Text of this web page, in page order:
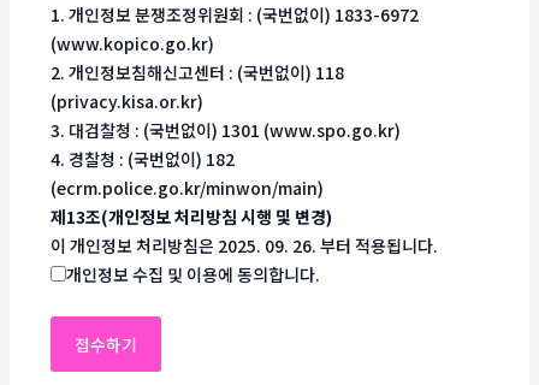
1. 개인정보 분쟁조정위원회 : (국번없이) 1833-6972
(www.kopico.go.kr)
2. 개인정보침해신고센터 : (국번없이) 118
(privacy.kisa.or.kr)
3. 대검찰청 : (국번없이) 1301 (www.spo.go.kr)
4. 경찰청 : (국번없이) 182
(ecrm.police.go.kr/minwon/main)
제13조(개인정보 처리방침 시행 및 변경)
이 개인정보 처리방침은 2025. 09. 26. 부터 적용됩니다.
개인정보 수집 및 이용에 동의합니다.